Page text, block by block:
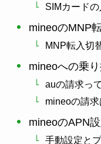
SIMカード
mineoのMNP
MNP転入切
mineoへの乗
auの請求っ
mineoの請
mineoのAPN
手動設定と